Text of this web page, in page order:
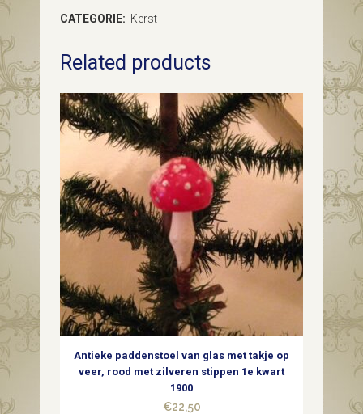
vliesdun
geblazen
glas
zilver
met
relief
paddenstoelen
begin
1900
CATEGORIE: Kerst
Related products
Antieke paddenstoel van glas met takje op
veer, rood met zilveren stippen 1e kwart
1900
€22,50